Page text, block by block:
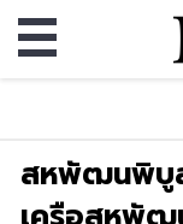
สหพัฒนพิบูล